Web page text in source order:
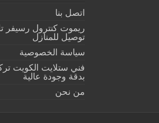
اتصل بنا
ريموت كنترول رسيفر
توصيل للمنازل
سياسة الخصوصية
فني ستلايت الكويت
بدقة وجودة عالية
من نحن